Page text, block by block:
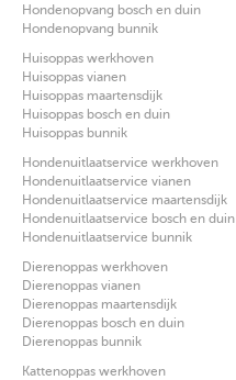
Hondenopvang bosch en duin
Hondenopvang bunnik
Huisoppas werkhoven
Huisoppas vianen
Huisoppas maartensdijk
Huisoppas bosch en duin
Huisoppas bunnik
Hondenuitlaatservice werkhoven
Hondenuitlaatservice vianen
Hondenuitlaatservice maartensdijk
Hondenuitlaatservice bosch en duin
Hondenuitlaatservice bunnik
Dierenoppas werkhoven
Dierenoppas vianen
Dierenoppas maartensdijk
Dierenoppas bosch en duin
Dierenoppas bunnik
Kattenoppas werkhoven